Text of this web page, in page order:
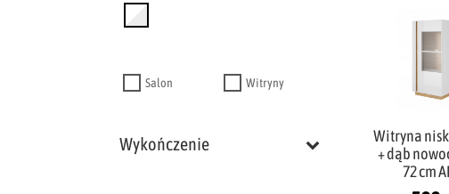
Salon Witryny
Wykończenie
Witryna
+ dąb
72 cm